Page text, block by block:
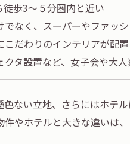
徒歩3～５分圏内と近い
でなく、スーパーやファッ
こだわりのインテリアが配
クタ設置など、女子会や大
色ない立地、さらにはホテ
件やホテルと大きな違いは